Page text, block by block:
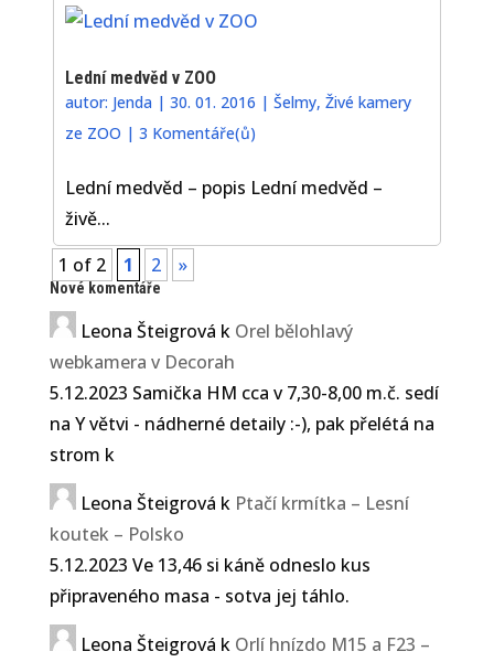
Lední medvěd v ZOO
autor: Jenda |30. 01. 2016 |Šelmy,Živé kamery
ze ZOO |3 Komentáře(ů)
Lední medvěd – popis Lední medvěd –
živě...
1 of 2
1 2 »
Nové komentáře
Leona Šteigrová k Orel bělohlavý
webkamera v Decorah
5.12.2023 Samička HM cca v 7,30-8,00 m.č. sedí
na Y větvi - nádherné detaily :-), pak přelétá na
strom k
Leona Šteigrová k Ptačí krmítka – Lesní
koutek – Polsko
5.12.2023 Ve 13,46 si káně odneslo kus
připraveného masa - sotva jej táhlo.
Leona Šteigrová k Orlí hnízdo M15 a F23 –